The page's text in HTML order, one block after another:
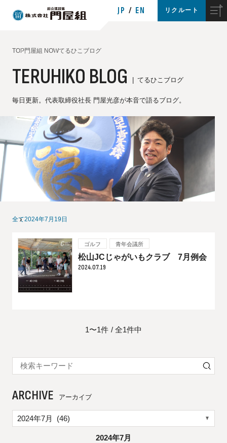
JP EN リクルート
TOP門屋組 NOWてるひこブログ
TERUHIKO BLOG てるひこブログ
毎日更新。代表取締役社長 門屋光彦が本音で語るブログ。
全て2024年7月19日
ゴルフ 青年会議所
松山JCじゃがいもクラブ 7月例会
2024.07.19
1〜1件 全1件中
ARCHIVE アーカイブ
2024年7月